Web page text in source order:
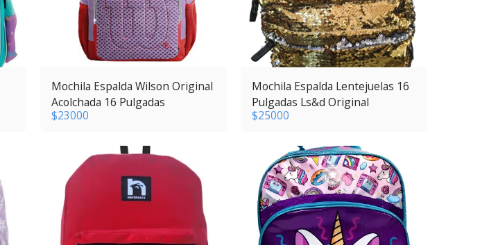
Mochila Espalda Wilson Original
Acolchada 16 Pulgadas
$23000
Mochila Espalda Lentejuelas 16
Pulgadas Ls&d Original
$25000